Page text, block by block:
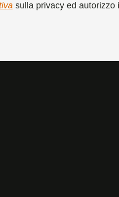
sulla privacy ed autorizzo